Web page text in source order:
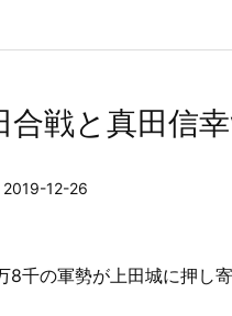
合戦と真田信
2019-12-26
8千の軍勢が上田城に押し